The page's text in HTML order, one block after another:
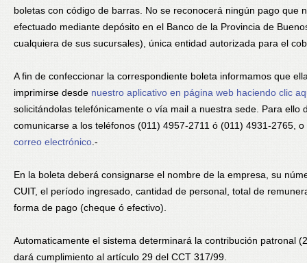
boletas con código de barras. No se reconocerá ningún pago que
efectuado mediante depósito en el Banco de la Provincia de
cualquiera de sus sucursales), única entidad autorizada para el
A fin de confeccionar la correspondiente boleta informamos que
imprimirse desde nuestro aplicativo en página web haciendo clic
solicitándolas telefónicamente o vía mail a nuestra sede. Para ello
comunicarse a los teléfonos (011) 4957-2711 ó (011) 4931-2765, o
correo electrónico .-
En la boleta deberá consignarse el nombre de la empresa, su
CUIT, el período ingresado, cantidad de personal, total de
forma de pago (cheque ó efectivo).
Automaticamente el sistema determinará la contribución patronal
dará cumplimiento al artículo 29 del CCT 317/99.